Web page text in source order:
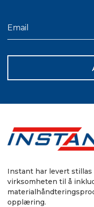
Instant har levert stillas
virksomheten til å
opplæring.